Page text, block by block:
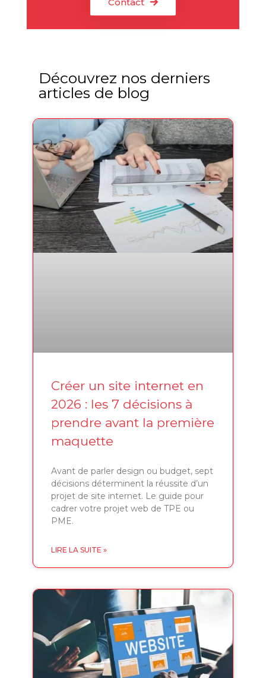
Découvrez nos derniers
articles de blog
Créer un site internet en
2026 : les 7 décisions à
prendre avant la première
maquette
Avant de parler design ou budget, sept
décisions déterminent la réussite d’un
projet de site internet. Le guide pour
cadrer votre projet web de TPE ou
PME.
LIRE LA SUITE »